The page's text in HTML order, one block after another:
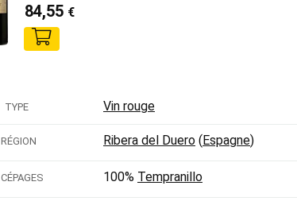
84,55 €
TYPE Vin rouge
RÉGION Ribera del Duero (Espagne)
CÉPAGES 100% Tempranillo